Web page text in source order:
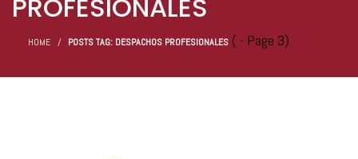
PROFESIONALES
HOME POSTS TAG: DESPACHOS PROFESIONALES ( - Page 3)